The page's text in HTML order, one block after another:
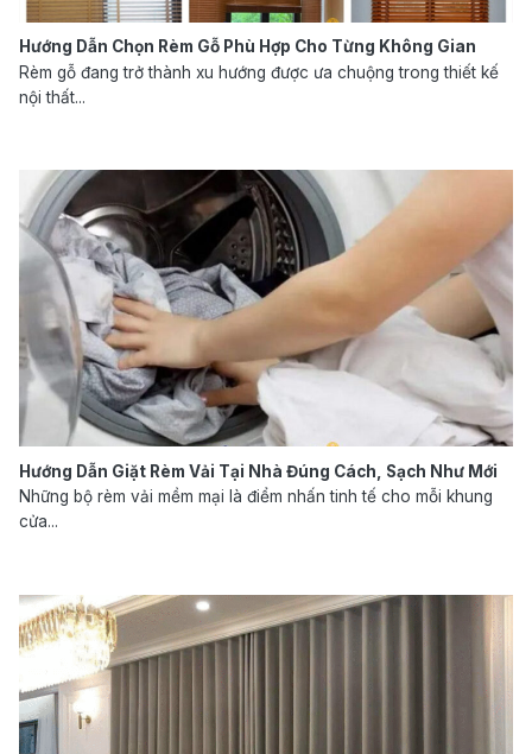
Hướng Dẫn Chọn Rèm Gỗ Phù Hợp Cho Từng Không Gian
Rèm gỗ đang trở thành xu hướng được ưa chuộng trong thiết kế
nội thất...
Hướng Dẫn Giặt Rèm Vải Tại Nhà Đúng Cách, Sạch Như Mới
Những bộ rèm vải mềm mại là điểm nhấn tinh tế cho mỗi khung
cửa...